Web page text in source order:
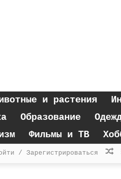
и растения
Образование
Фильмы и ТВ
/ Зарегистрироваться